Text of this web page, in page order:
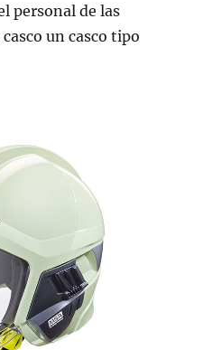
personal de las
un casco tipo